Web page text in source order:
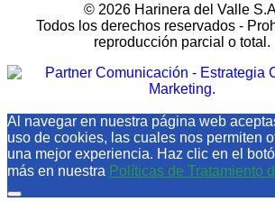
© 2026 Harinera del Valle
Todos los derechos reservados -
reproducción parcial o total.
Al navegar en nuestra página web
uso de cookies, las cuales nos permiten
una mejor experiencia. Haz clic en el
más en nuestra Políticas de Tratamiento